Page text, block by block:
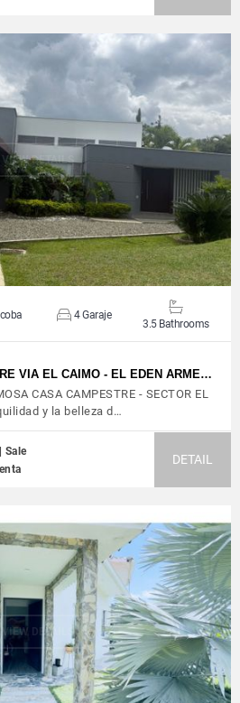
VIEW DETAILS
4 Garaje
3.5 Bathrooms
VIA EL CAIMO - EL EDEN ARME…
CASA CAMPESTRE - SECTOR EL
y la belleza d…
Sale
DETAIL
VIEW DETAILS